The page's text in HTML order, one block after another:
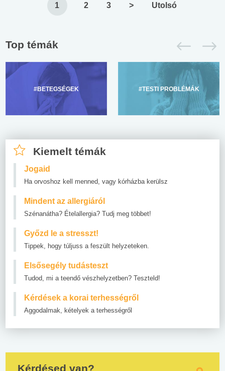
1 2 3 > Utolsó
Top témák
#BETEGSÉGEK #TESTI PROBLÉMÁK
Kiemelt témák
Jogaid
Ha orvoshoz kell menned, vagy kórházba kerülsz
Mindent az allergiáról
Szénanátha? Ételallergia? Tudj meg többet!
Győzd le a stresszt!
Tippek, hogy túljuss a feszült helyzeteken.
Elsősegély tudásteszt
Tudod, mi a teendő vészhelyzetben? Teszteld!
Kérdések a korai terhességről
Aggodalmak, kételyek a terhességről
Kérdésed van?